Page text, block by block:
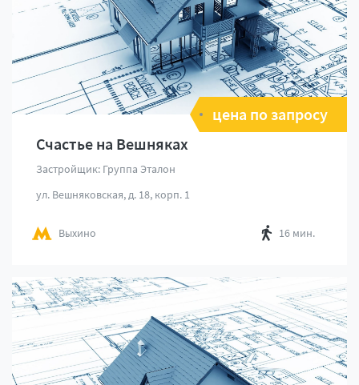
цена по запросу
Счастье на Вешняках
Застройщик: Группа Эталон
ул. Вешняковская, д. 18, корп. 1
Выхино 16 мин.